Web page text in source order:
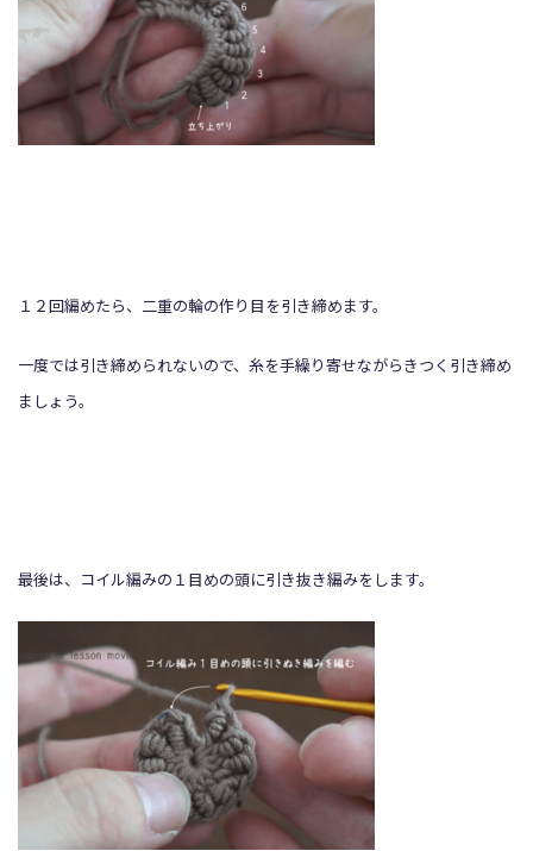
１２回編めたら、二重の輪の作り目を引き締めます。
一度では引き締められないので、糸を手繰り寄せながらきつく引き締め
ましょう。
最後は、コイル編みの１目めの頭に引き抜き編みをします。